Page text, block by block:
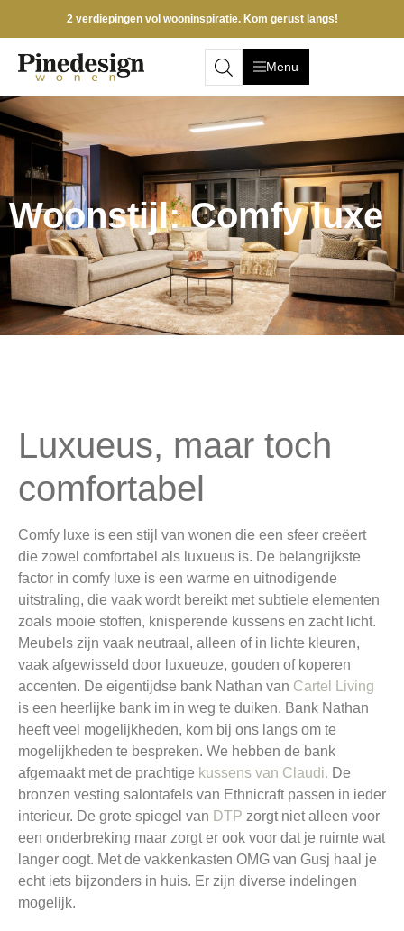
2 verdiepingen vol wooninspiratie. Kom gerust langs!
Menu
Woonstijl: Comfy luxe
Luxueus, maar toch
comfortabel
Comfy luxe is een stij van wonen die een sfeer creëert
die zowel comfortabel al s luxueus is. De bel angrijkste
factor in comfy luxe is een warme en uitnodigende
uitstral ing, die vaak wordtbereiktmetsubtie le elementen
zoals mooie stoffen, knisperende kussens en zachtl icht.
Meubels zijn vaak neutraal , al leen ofin lichte k leuren,
vaak afgewisse ld door luxueuze, gouden ofkoperen
accenten. De eigentijdse bank Nathan van Cartel Living
is een heerlijke bank im in weg te duiken. Bank Nathan
heeft veel mogelijkheden, kom bij ons langs om te
mogelijkheden te bespreken. We hebben de bank
afgemaakt met de prachtige kussens van Claudi. De
bronzen vesting salontafels van Ethnicraft passen in ieder
interieur. De grote spiegel van DTP zorgt niet alleen voor
een onderbreking maar zorgt er ook voor dat je ruimte wat
langer oogt. Met de vakkenkasten OMG van Gusj haal je
echt iets bijzonders in huis. Er zijn diverse indelingen
mogelijk.